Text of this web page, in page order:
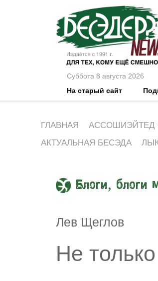
Суббота 8 августа 2026
На старый сайт
ГЛАВНАЯ АССОШИЭЙТЕД
АКТУАЛЬНАЯ БЕСЭДА
Блоги, блоги
Лев Щеглов
Не